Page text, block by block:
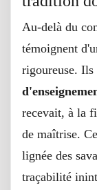
Au-delà du
témoignent
rigoureuse. Ils
recevait, à la
de maîtrise.
lignée des
traçabilité